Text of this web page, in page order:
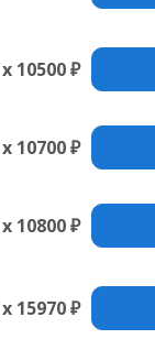
10500 ₽
10700 ₽
10800 ₽
15970 ₽